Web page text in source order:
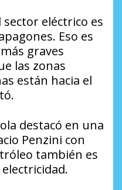
eléctrico es
Eso es
graves
las zonas
están hacia el
destacó en una
Penzini con
también es